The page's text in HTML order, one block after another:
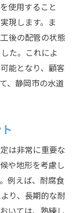
使用すること
現します。ま
後の配管の状態
た。これによ
能となり、顧客
、静岡市の水道
は非常に重要な
や地形を考慮し
例えば、耐腐食
り、長期的な耐
いては、熟練し